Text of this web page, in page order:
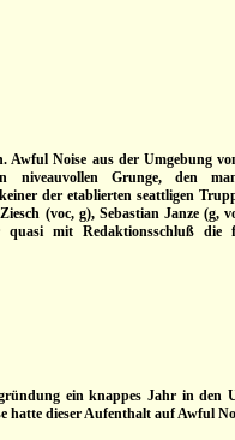
Awful Noise aus der Umgebung
niveauvollen Grunge, den
der etablierten seattligen
(voc, g), Sebastian Janze
mit Redaktionsschluß die
ein knappes Jahr in den
hatte dieser Aufenthalt auf Awful